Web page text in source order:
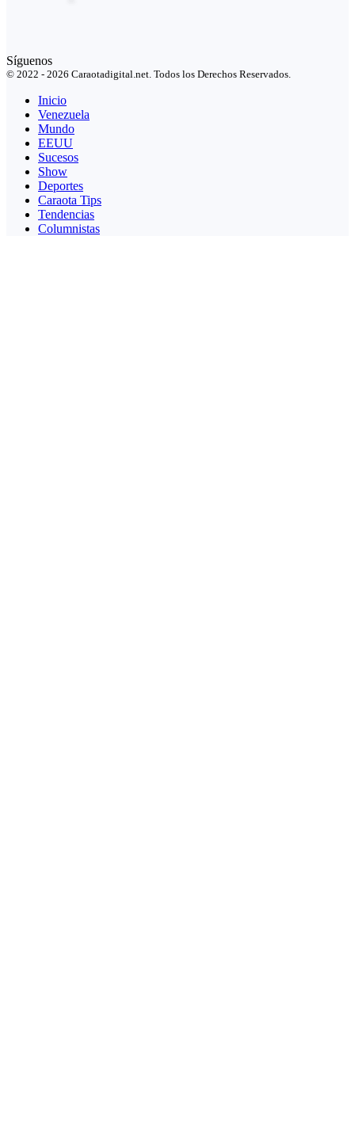
Síguenos
© 2022 - 2026 Caraotadigital.net. Todos los Derechos Reservados.
Inicio
Venezuela
Mundo
EEUU
Sucesos
Show
Deportes
Caraota Tips
Tendencias
Columnistas